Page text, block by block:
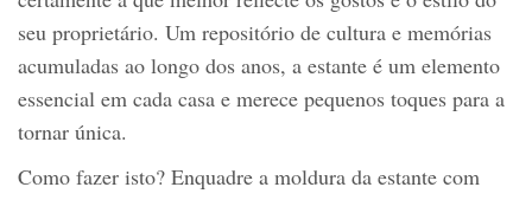
seu proprietário. Um repositório de cultura e memórias
acumuladas ao longo dos anos, a estante é um elemento
essencial em cada casa e merece pequenos toques para a
tornar única.
Como fazer isto? Enquadre a moldura da estante com